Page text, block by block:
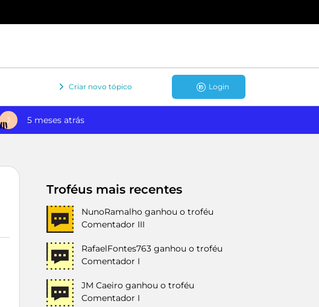
Criar novo tópico Login
J 5 meses atrás
Troféus mais recentes
NunoRamalho ganhou o troféu
Comentador III
RafaelFontes763 ganhou o troféu
Comentador I
JM Caeiro ganhou o troféu
Comentador I